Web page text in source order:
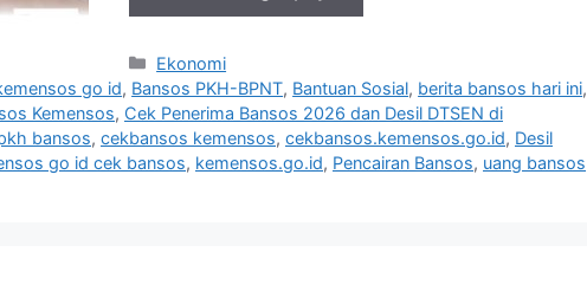
Kategori
Ekonomi
go id, Bansos PKH-BPNT, Bantuan Sosial, berita bansos hari ini,
Kemensos, Cek Penerima Bansos 2026 dan Desil DTSEN di
bansos, cekbansos kemensos, cekbansos.kemensos.go.id, Desil
go id cek bansos, kemensos.go.id, Pencairan Bansos, uang bansos